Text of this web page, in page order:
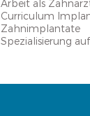
Arbeit als
Curriculum
Zahnimplantate
Spezialisierung